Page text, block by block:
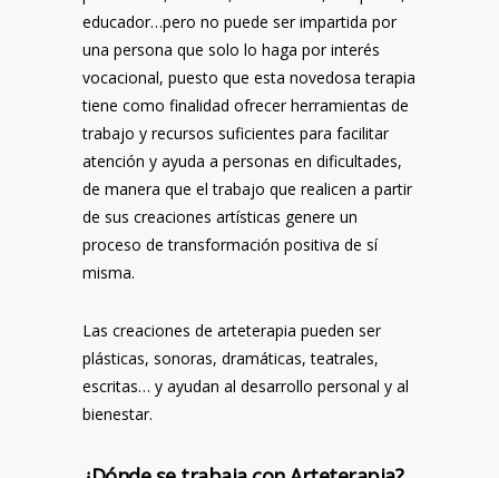
educador…pero no puede ser impartida por
una persona que solo lo haga por interés
vocacional, puesto que esta novedosa terapia
tiene como finalidad ofrecer herramientas de
trabajo y recursos suficientes para facilitar
atención y ayuda a personas en dificultades,
de manera que el trabajo que realicen a partir
de sus creaciones artísticas genere un
proceso de transformación positiva de sí
misma.
Las creaciones de arteterapia pueden ser
plásticas, sonoras, dramáticas, teatrales,
escritas… y ayudan al desarrollo personal y al
bienestar.